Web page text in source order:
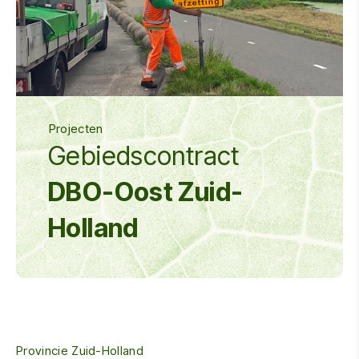
Projecten
Gebiedscontract
DBO-Oost Zuid-
Holland
Provincie Zuid-Holland